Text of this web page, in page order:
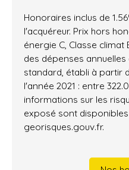
Honoraires inclus de
l'acquéreur. Prix hors
énergie C, Classe
des dépenses
standard, établi à partir
l'année 2021 : entre
informations sur les
exposé sont
georisques.gouv.fr.